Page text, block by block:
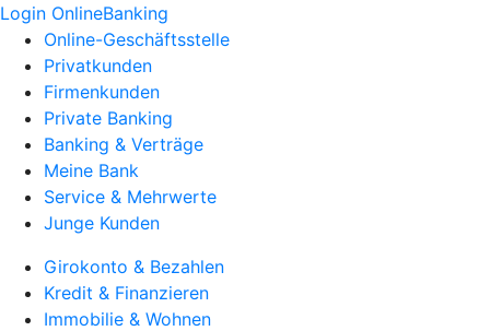
Login OnlineBanking
Online-Geschäftsstelle
Privatkunden
Firmenkunden
Private Banking
Banking & Verträge
Meine Bank
Service & Mehrwerte
Junge Kunden
Girokonto & Bezahlen
Kredit & Finanzieren
Immobilie & Wohnen